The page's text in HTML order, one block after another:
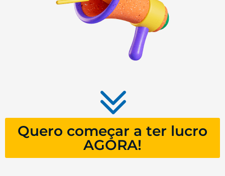
Quero começar a ter lucro
AGORA!